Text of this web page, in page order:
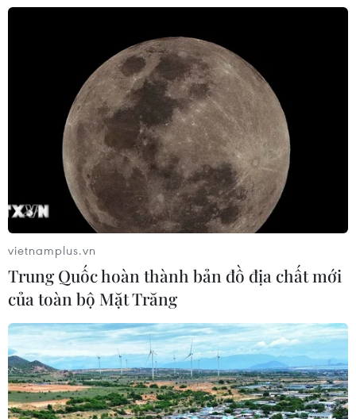
vietnamplus.vn
Trung Quốc hoàn thành bản đồ địa chất mới
của toàn bộ Mặt Trăng